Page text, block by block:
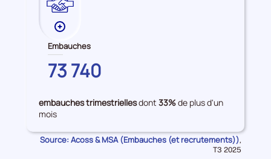
Plus
de
données
sur
les
Embauches
COTES-
D'ARMOR
73 740
embauches trimestriellesdont 33%de plus d'un
mois
Source: Acoss & MSA (Embauches (et recrutements)),
T3 2025